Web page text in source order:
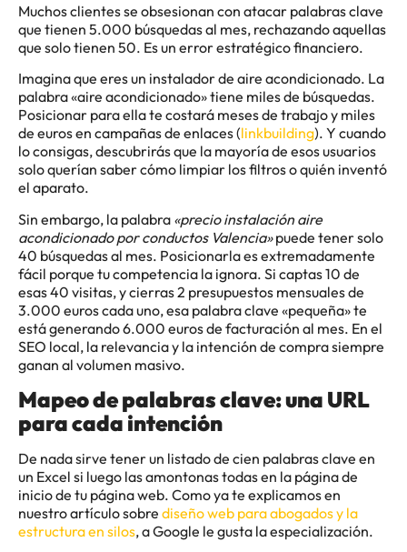
Muchos clientes se obsesionan con atacar palabras clave
que tienen 5.000 búsquedas al mes, rechazando aquellas
que solo tienen 50. Es un error estratégico financiero.
Imagina que eres un instalador de aire acondicionado. La
palabra «aire acondicionado» tiene miles de búsquedas.
Posicionar para ella te costará meses de trabajo y miles
de euros en campañas de enlaces (linkbuilding). Y cuando
lo consigas, descubrirás que la mayoría de esos usuarios
solo querían saber cómo limpiar los filtros o quién inventó
el aparato.
Sin embargo, la palabra «precio instalación aire
acondicionado por conductos Valencia»puede tener solo
40 búsquedas al mes. Posicionarla es extremadamente
fácil porque tu competencia la ignora. Si captas 10 de
esas 40 visitas, y cierras 2 presupuestos mensuales de
3.000 euros cada uno, esa palabra clave «pequeña» te
está generando 6.000 euros de facturación al mes. En el
SEO local, la relevancia y la intención de compra siempre
ganan al volumen masivo.
Mapeo de palabras clave: una URL
para cada intención
De nada sirve tener un listado de cien palabras clave en
un Excel si luego las amontonas todas en la página de
inicio de tu página web. Como ya te explicamos en
nuestro artículo sobre diseño web para abogados y la
estructura en silos, a Google le gusta la especialización.